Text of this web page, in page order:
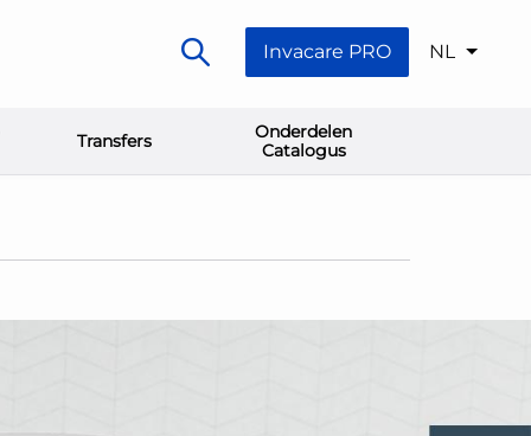
Transfers
Onderdelen
Catalogus
NL
Invacare PRO